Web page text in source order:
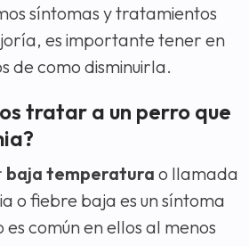
síntomas y tratamientos
es importante tener en
de como disminuirla.
tratar a un perro que
baja temperatura o llamada
o fiebre baja es un síntoma
común en ellos al menos